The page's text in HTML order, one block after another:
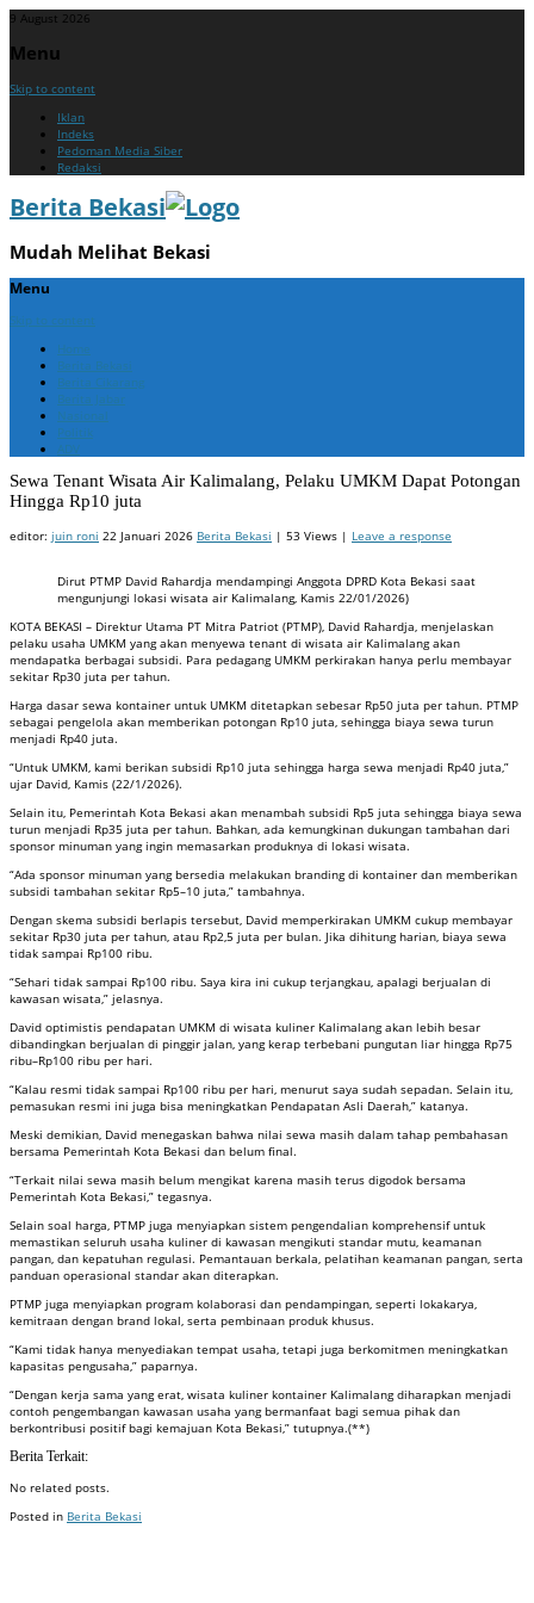
9 August 2026
Menu
Skip to content
Iklan
Indeks
Pedoman Media Siber
Redaksi
Berita Bekasi
Mudah Melihat Bekasi
Menu
Skip to content
Home
Berita Bekasi
Berita Cikarang
Berita Jabar
Nasional
Politik
ADV
Sewa Tenant Wisata Air Kalimalang, Pelaku UMKM Dapat Potongan
Hingga Rp10 juta
editor: juin roni 22 Januari 2026 Berita Bekasi | 53 Views | Leave a response
Dirut PTMP David Rahardja mendampingi Anggota DPRD Kota Bekasi saat
mengunjungi lokasi wisata air Kalimalang, Kamis 22/01/2026)
KOTA BEKASI – Direktur Utama PT Mitra Patriot (PTMP), David Rahardja, menjelaskan
pelaku usaha UMKM yang akan menyewa tenant di wisata air Kalimalang akan
mendapatka berbagai subsidi. Para pedagang UMKM perkirakan hanya perlu membayar
sekitar Rp30 juta per tahun.
Harga dasar sewa kontainer untuk UMKM ditetapkan sebesar Rp50 juta per tahun. PTMP
sebagai pengelola akan memberikan potongan Rp10 juta, sehingga biaya sewa turun
menjadi Rp40 juta.
“Untuk UMKM, kami berikan subsidi Rp10 juta sehingga harga sewa menjadi Rp40 juta,”
ujar David, Kamis (22/1/2026).
Selain itu, Pemerintah Kota Bekasi akan menambah subsidi Rp5 juta sehingga biaya sewa
turun menjadi Rp35 juta per tahun. Bahkan, ada kemungkinan dukungan tambahan dari
sponsor minuman yang ingin memasarkan produknya di lokasi wisata.
“Ada sponsor minuman yang bersedia melakukan branding di kontainer dan memberikan
subsidi tambahan sekitar Rp5–10 juta,” tambahnya.
Dengan skema subsidi berlapis tersebut, David memperkirakan UMKM cukup membayar
sekitar Rp30 juta per tahun, atau Rp2,5 juta per bulan. Jika dihitung harian, biaya sewa
tidak sampai Rp100 ribu.
“Sehari tidak sampai Rp100 ribu. Saya kira ini cukup terjangkau, apalagi berjualan di
kawasan wisata,” jelasnya.
David optimistis pendapatan UMKM di wisata kuliner Kalimalang akan lebih besar
dibandingkan berjualan di pinggir jalan, yang kerap terbebani pungutan liar hingga Rp75
ribu–Rp100 ribu per hari.
“Kalau resmi tidak sampai Rp100 ribu per hari, menurut saya sudah sepadan. Selain itu,
pemasukan resmi ini juga bisa meningkatkan Pendapatan Asli Daerah,” katanya.
Meski demikian, David menegaskan bahwa nilai sewa masih dalam tahap pembahasan
bersama Pemerintah Kota Bekasi dan belum final.
“Terkait nilai sewa masih belum mengikat karena masih terus digodok bersama
Pemerintah Kota Bekasi,” tegasnya.
Selain soal harga, PTMP juga menyiapkan sistem pengendalian komprehensif untuk
memastikan seluruh usaha kuliner di kawasan mengikuti standar mutu, keamanan
pangan, dan kepatuhan regulasi. Pemantauan berkala, pelatihan keamanan pangan, serta
panduan operasional standar akan diterapkan.
PTMP juga menyiapkan program kolaborasi dan pendampingan, seperti lokakarya,
kemitraan dengan brand lokal, serta pembinaan produk khusus.
“Kami tidak hanya menyediakan tempat usaha, tetapi juga berkomitmen meningkatkan
kapasitas pengusaha,” paparnya.
“Dengan kerja sama yang erat, wisata kuliner kontainer Kalimalang diharapkan menjadi
contoh pengembangan kawasan usaha yang bermanfaat bagi semua pihak dan
berkontribusi positif bagi kemajuan Kota Bekasi,” tutupnya.(**)
Berita Terkait:
No related posts.
Posted in Berita Bekasi